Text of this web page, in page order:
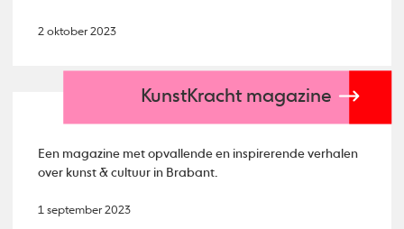
2 oktober 2023
KunstKracht magazine
Een magazine met opvallende en inspirerende verhalen
over kunst & cultuur in Brabant.
1 september 2023